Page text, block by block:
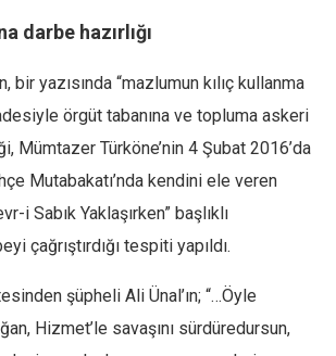
darbe hazırlığı
bir yazısında “mazlumun kılıç kullanma
örgüt tabanına ve topluma askeri
Mümtazer Türköne’nin 4 Şubat 2016’da
Mutabakatı’nda kendini ele veren
i Sabık Yaklaşırken” başlıklı
çağrıştırdığı tespiti yapıldı.
şüpheli Ali Ünal’ın; “…Öyle
Hizmet’le savaşını sürdüredursun,